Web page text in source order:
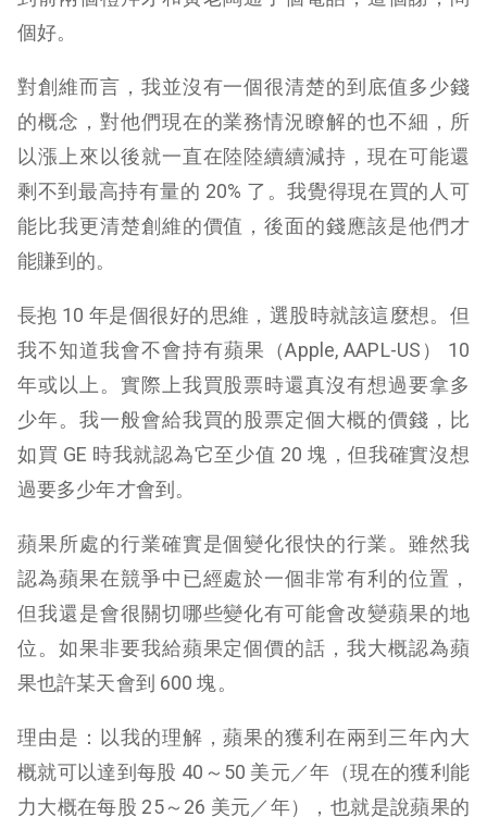
個好。
對創維而言，我並沒有一個很清楚的到底值多少錢
的概念，對他們現在的業務情況瞭解的也不細，所
以漲上來以後就一直在陸陸續續減持，現在可能還
剩不到最高持有量的 20% 了。我覺得現在買的人可
能比我更清楚創維的價值，後面的錢應該是他們才
能賺到的。
長抱 10 年是個很好的思維，選股時就該這麼想。但
我不知道我會不會持有蘋果（Apple, AAPL-US） 10
年或以上。實際上我買股票時還真沒有想過要拿多
少年。我一般會給我買的股票定個大概的價錢，比
如買 GE 時我就認為它至少值 20 塊，但我確實沒想
過要多少年才會到。
蘋果所處的行業確實是個變化很快的行業。雖然我
認為蘋果在競爭中已經處於一個非常有利的位置，
但我還是會很關切哪些變化有可能會改變蘋果的地
位。如果非要我給蘋果定個價的話，我大概認為蘋
果也許某天會到 600 塊。
理由是：以我的理解，蘋果的獲利在兩到三年內大
概就可以達到每股 40～50 美元／年（現在的獲利能
力大概在每股 25～26 美元／年），也就是說蘋果的